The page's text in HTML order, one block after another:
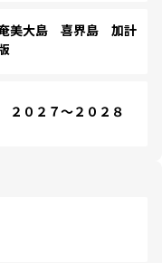
美大島 喜界島 加計
０２７～２０２８